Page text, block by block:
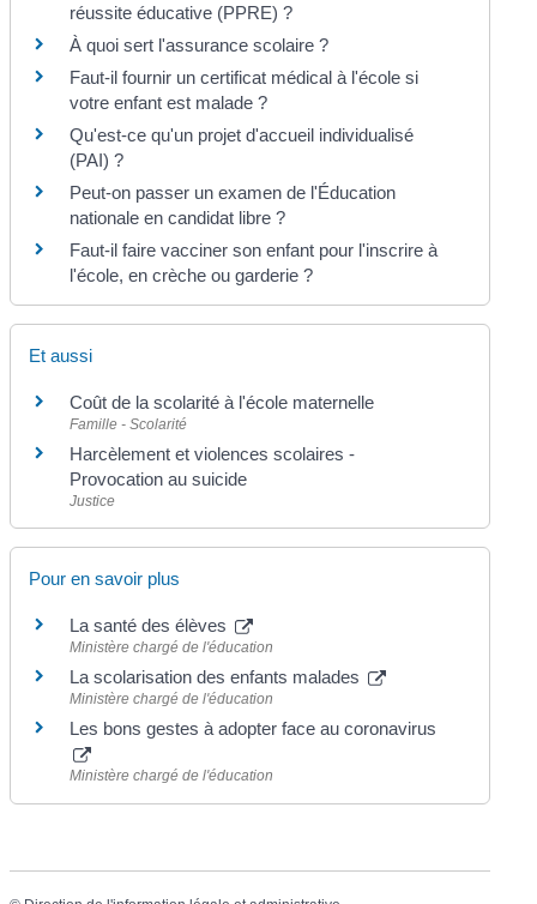
réussite éducative (PPRE) ?
À quoi sert l'assurance scolaire ?
Faut-il fournir un certificat médical à l'école si
votre enfant est malade ?
Qu'est-ce qu'un projet d'accueil individualisé
(PAI) ?
Peut-on passer un examen de l'Éducation
nationale en candidat libre ?
Faut-il faire vacciner son enfant pour l'inscrire à
l'école, en crèche ou garderie ?
Et aussi
Coût de la scolarité à l'école maternelle
Famille - Scolarité
Harcèlement et violences scolaires -
Provocation au suicide
Justice
Pour en savoir plus
La santé des élèves
Ministère chargé de l'éducation
La scolarisation des enfants malades
Ministère chargé de l'éducation
Les bons gestes à adopter face au coronavirus
Ministère chargé de l'éducation